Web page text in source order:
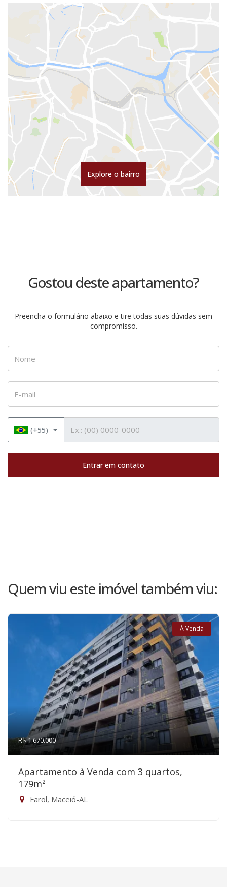
Explore o bairro
Gostou deste apartamento?
Preencha o formulário abaixo e tire todas suas dúvidas sem
compromisso.
(+55)
Entrar em contato
Quem viu este imóvel também viu:
À Venda
R$ 1.670.000
Apartamento à Venda com 3 quartos,
179m²
Farol, Maceió-AL